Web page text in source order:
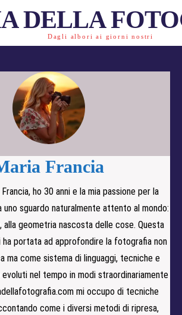
DELLA
Dagli albori ai giorni nostri
Francia
ho 30 anni e la mia passione per la
sguardo naturalmente attento al mondo:
alla geometria nascosta delle cose. Questa
ha portata ad approfondire la fotografia non
ma come sistema di linguaggi, tecniche e
nel tempo in modi straordinariamente
mi occupo di tecniche
come i diversi metodi di ripresa,